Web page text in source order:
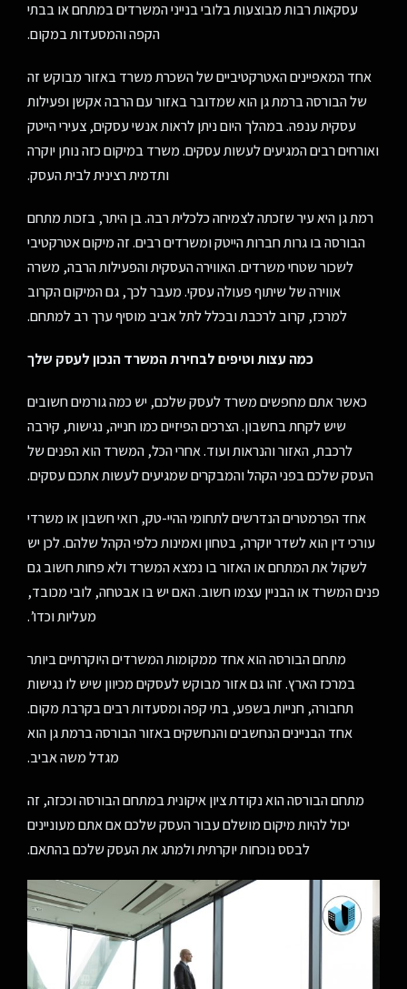
עסקאות רבות מבוצעות בלובי בנייני המשרדים במתחם או בבתי
הקפה והמסעדות במקום.
אחד המאפיינים האטרקטיביים של השכרת משרד באזור מבוקש זה
של הבורסה ברמת גן הוא שמדובר באזור עם הרבה אקשן ופעילות
עסקית ענפה. במהלך היום ניתן לראות אנשי עסקים, צעירי הייטק
ואורחים רבים המגיעים לעשות עסקים. משרד במיקום כזה נותן יוקרה
ותדמית רצינית לבית העסק.
רמת גן היא עיר שזכתה לצמיחה כלכלית רבה. בן היתר, בזכות מתחם
הבורסה בו גרות חברות הייטק ומשרדים רבים. זה מיקום אטרקטיבי
לשכור שטחי משרדים. האווירה העסקית והפעילות הרבה, משרה
אווירה של שיתוף פעולה עסקי. מעבר לכך, גם המיקום הקרוב
למרכז, קרוב לרכבת ובכלל לתל אביב מוסיף ערך רב למתחם.
כמה עצות וטיפים לבחירת המשרד הנכון לעסק שלך
כאשר אתם מחפשים משרד לעסק שלכם, יש כמה גורמים חשובים
שיש לקחת בחשבון. הצרכים הפיזיים כמו חנייה, נגישות, קירבה
לרכבת, האזור והנראות ועוד. אחרי הכל, המשרד הוא הפנים של
העסק שלכם בפני הקהל והמבקרים שמגיעים לעשות אתכם עסקים.
אחד הפרמטרים הנדרשים לתחומי ההיי-טק, רואי חשבון או משרדי
עורכי דין הוא לשדר יוקרה, בטחון ואמינות כלפי הקהל שלהם. לכן יש
לשקול את המתחם או האזור בו נמצא המשרד ולא פחות חשוב גם
פנים המשרד או הבניין עצמו חשוב. האם יש בו אבטחה, לובי מכובד,
מעליות וכדו’.
מתחם הבורסה הוא אחד ממקומות המשרדים היוקרתיים ביותר
במרכז הארץ. זהו גם אזור מבוקש לעסקים מכיוון שיש לו נגישות
תחבורה, חנייות בשפע, בתי קפה ומסעדות רבים בקרבת מקום.
אחד הבניינים הנחשבים והנחשקים באזור הבורסה ברמת גן הוא
מגדל משה אביב.
מתחם הבורסה הוא נקודת ציון איקונית במתחם הבורסה וככזה, זה
יכול להיות מיקום מושלם עבור העסק שלכם אם אתם מעוניינים
לבסס נוכחות יוקרתית ולמתג את העסק שלכם בהתאם.